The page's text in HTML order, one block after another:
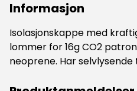
Informasjon
Isolasjonskappe med
lommer for 16g CO2
neoprene. Har selvlysende